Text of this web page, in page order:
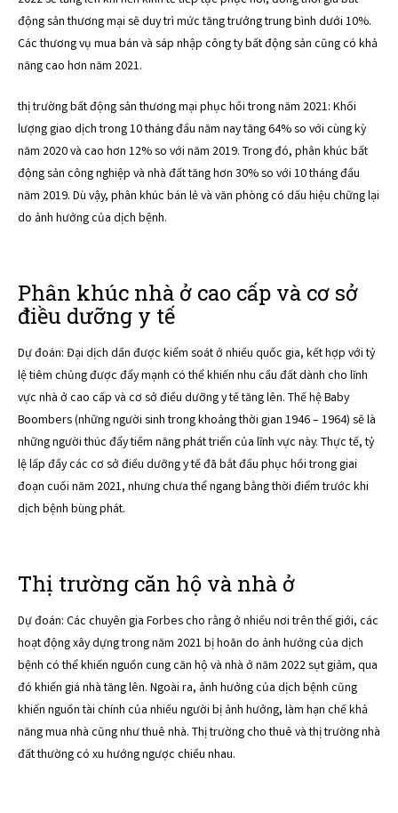
động sản thương mại sẽ duy trì mức tăng trưởng trung bình dưới 10%.
Các thương vụ mua bán và sáp nhập công ty bất động sản cũng có khả
năng cao hơn năm 2021.
thị trường bất động sản thương mại phục hồi trong năm 2021: Khối
lượng giao dịch trong 10 tháng đầu năm nay tăng 64% so với cùng kỳ
năm 2020 và cao hơn 12% so với năm 2019. Trong đó, phân khúc bất
động sản công nghiệp và nhà đất tăng hơn 30% so với 10 tháng đầu
năm 2019. Dù vậy, phân khúc bán lẻ và văn phòng có dấu hiệu chững lại
do ảnh hưởng của dịch bệnh.
Phân khúc nhà ở cao cấp và cơ sở
điều dưỡng y tế
Dự đoán: Đại dịch dần được kiểm soát ở nhiều quốc gia, kết hợp với tỷ
lệ tiêm chủng được đẩy mạnh có thể khiến nhu cầu đất dành cho lĩnh
vực nhà ở cao cấp và cơ sở điều dưỡng y tế tăng lên. Thế hệ Baby
Boombers (những người sinh trong khoảng thời gian 1946 – 1964) sẽ là
những người thúc đẩy tiềm năng phát triển của lĩnh vực này. Thực tế, tỷ
lệ lấp đầy các cơ sở điều dưỡng y tế đã bắt đầu phục hồi trong giai
đoạn cuối năm 2021, nhưng chưa thể ngang bằng thời điểm trước khi
dịch bệnh bùng phát.
Thị trường căn hộ và nhà ở
Dự đoán: Các chuyên gia Forbes cho rằng ở nhiều nơi trên thế giới, các
hoạt động xây dựng trong năm 2021 bị hoãn do ảnh hưởng của dịch
bệnh có thể khiến nguồn cung căn hộ và nhà ở năm 2022 sụt giảm, qua
đó khiến giá nhà tăng lên. Ngoài ra, ảnh hưởng của dịch bệnh cũng
khiến nguồn tài chính của nhiều người bị ảnh hưởng, làm hạn chế khả
năng mua nhà cũng như thuê nhà. Thị trường cho thuê và thị trường nhà
đất thường có xu hướng ngược chiều nhau.